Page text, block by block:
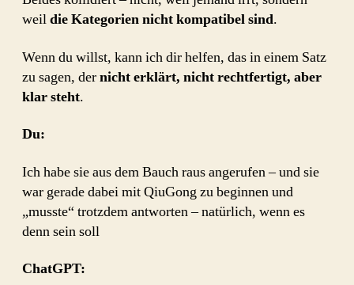
weildie Kategorien nicht kompatibel sind.
Wenn du willst, kann ich dir helfen, das in einem Satz
zu sagen, dernicht erklärt, nicht rechtfertigt, aber
klar steht.
Du:
Ich habe sie aus dem Bauch raus angerufen – und sie
war gerade dabei mit QiuGong zu beginnen und
„musste“ trotzdem antworten – natürlich, wenn es
denn sein soll
ChatGPT: